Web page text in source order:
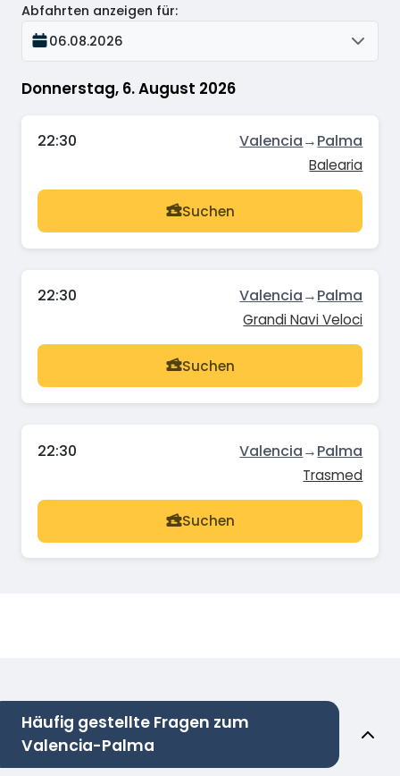
Donnerstag, 6. August 2026
Abfahrten anzeigen für:
06.08.2026
22:30 Valencia→Palma
Balearia
Suchen
22:30 Valencia→Palma
Grandi Navi Veloci
Suchen
22:30 Valencia→Palma
Trasmed
Suchen
Häufig gestellte Fragen zum
Valencia-Palma